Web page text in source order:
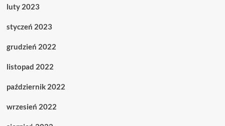
luty 2023
styczeń 2023
grudzień 2022
listopad 2022
październik 2022
wrzesień 2022